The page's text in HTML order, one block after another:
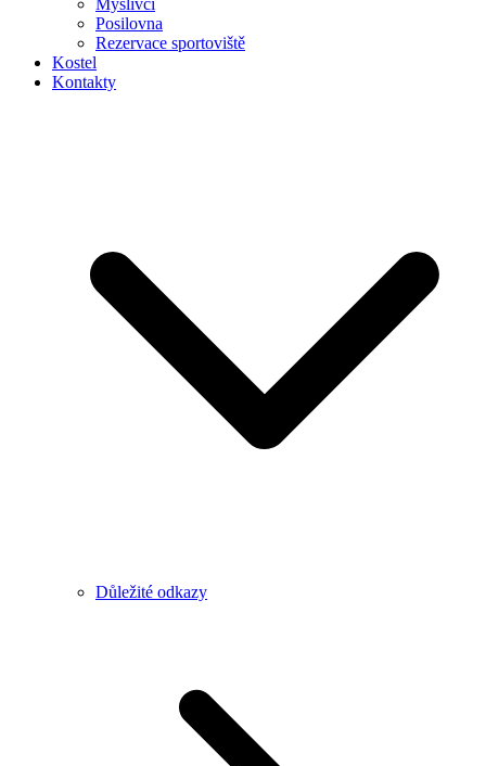
Myslivci
Posilovna
Rezervace sportoviště
Kostel
Kontakty
Důležité odkazy